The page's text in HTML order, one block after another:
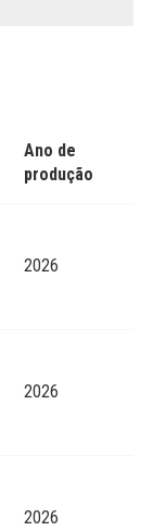
Ano de
produção
2026
2026
2026